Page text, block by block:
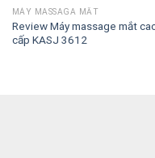
MÁY MASSAGA MẮT
Review Máy massage mắt
cấp KASJ 3612